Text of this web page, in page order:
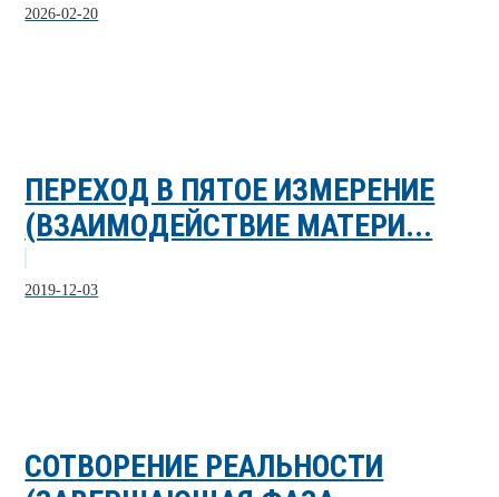
2026-02-20
ПЕРЕХОД В ПЯТОЕ ИЗМЕРЕНИЕ
(ВЗАИМОДЕЙСТВИЕ МАТЕРИ...
2019-12-03
СОТВОРЕНИЕ РЕАЛЬНОСТИ